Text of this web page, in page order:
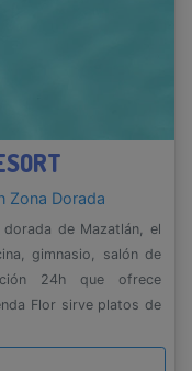
Zona Dorada
de Mazatlán, el
gimnasio, salón de
24h que ofrece
Flor sirve platos de